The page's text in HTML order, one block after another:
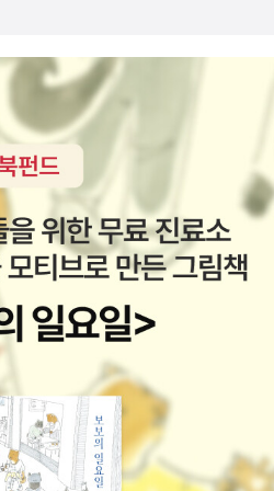
습니다. 하나님의 뜻을 행하는 것이
족시키며, 그의 기운을 북돋우고 기분
유일한 것이었습니다'(35).